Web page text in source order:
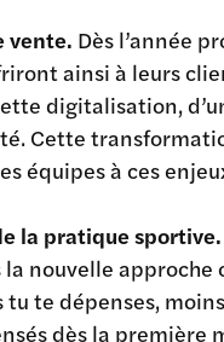
vente. Dès l’année
ainsi à leurs
digitalisation,
Cette
équipes à ces
la pratique sportive.
nouvelle
te dépenses,
dès la